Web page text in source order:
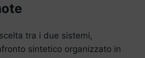
tra i due sistemi,
sintetico organizzato in